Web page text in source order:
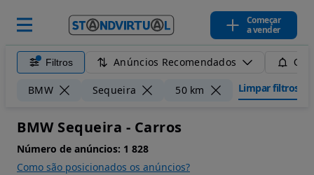
Começar
a vender
Filtros Anúncios Recomendados
BMW Sequeira 50 km Limpar filtros
BMW Sequeira - Carros
Número de anúncios: 1 828
Como são posicionados os anúncios?